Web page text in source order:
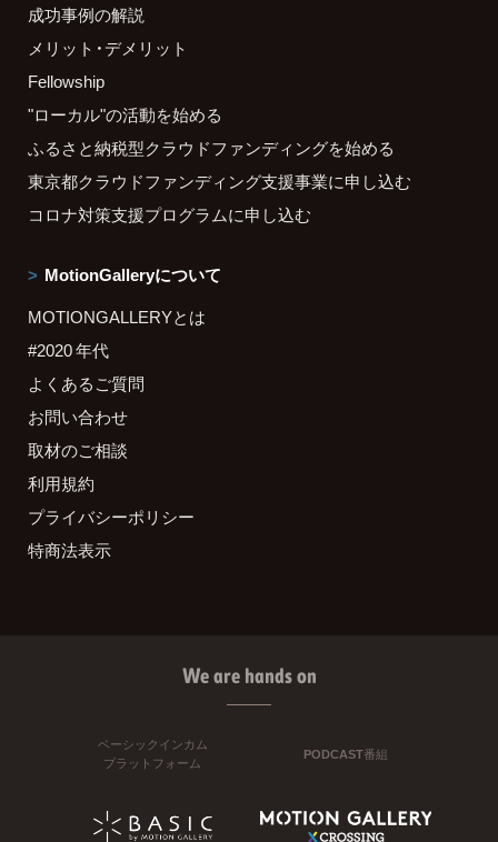
成功事例の解説
メリット・デメリット
Fellowship
"ローカル"の活動を始める
ふるさと納税型クラウドファンディングを始める
東京都クラウドファンディング支援事業に申し込む
コロナ対策支援プログラムに申し込む
MotionGalleryについて
MOTIONGALLERYとは
#2020 年代
よくあるご質問
お問い合わせ
取材のご相談
利用規約
プライバシーポリシー
特商法表示
We are hands on
ベーシックインカム
プラットフォーム
PODCAST番組